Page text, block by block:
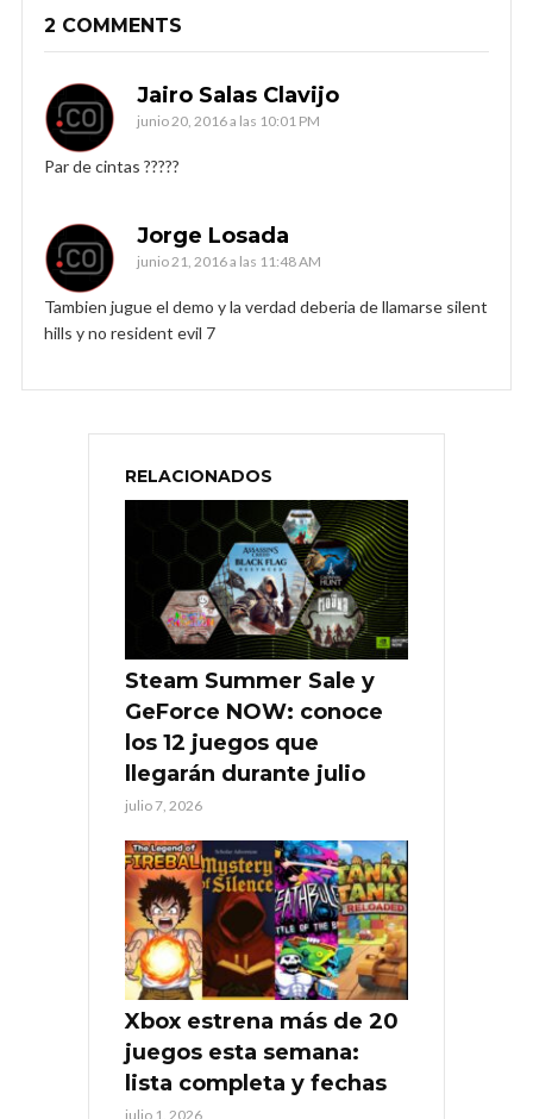
2 COMMENTS
Jairo Salas Clavijo
junio 20, 2016 a las 10:01 PM
Par de cintas ?????
Jorge Losada
junio 21, 2016 a las 11:48 AM
Tambien jugue el demo y la verdad deberia de llamarse silent
hills y no resident evil 7
RELACIONADOS
Steam Summer Sale y
GeForce NOW: conoce
los 12 juegos que
llegarán durante julio
julio 7, 2026
Xbox estrena más de 20
juegos esta semana:
lista completa y fechas
julio 1, 2026